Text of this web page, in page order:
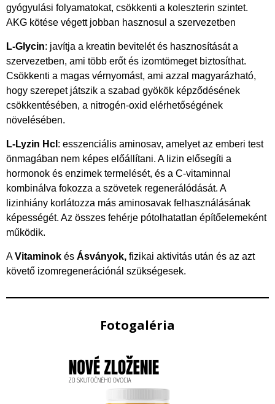
gyógyulási folyamatokat, csökkenti a koleszterin szintet.
AKG kötése végett jobban hasznosul a szervezetben
L-Glycin: javítja a kreatin bevitelét és hasznosítását a
szervezetben, ami több erőt és izomtömeget biztosíthat.
Csökkenti a magas vérnyomást, ami azzal magyarázható,
hogy szerepet játszik a szabad gyökök képződésének
csökkentésében, a nitrogén-oxid elérhetőségének
növelésében.
L-Lyzin Hcl : esszenciális aminosav, amelyet az emberi test
önmagában nem képes előállítani. A lizin elősegíti a
hormonok és enzimek termelését, és a C-vitaminnal
kombinálva fokozza a szövetek regenerálódását. A
lizinhiány korlátozza más aminosavak felhasználásának
képességét. Az összes fehérje pótolhatatlan építőelemeként
működik.
AVitaminok és Ásványok, fizikai aktivitás után és az azt
követő izomregenerációnál szükségesek.
Fotogaléria